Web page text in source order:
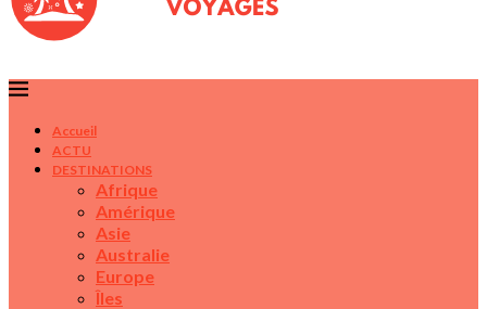
Accueil
ACTU
DESTINATIONS
Afrique
Amérique
Asie
Australie
Europe
Îles